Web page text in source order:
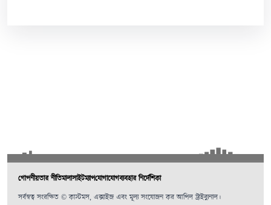
গোপনীয়তার নীতিমালাসাইটম্যাপযোগাযোগব্যবহার নির্দেশিকা
সর্বস্বত্ব সংরক্ষিত © কাস্টমস, এক্সাইজ এবং মূল্য সংযোজন কর আপিল ট্রাইব্যুনাল।